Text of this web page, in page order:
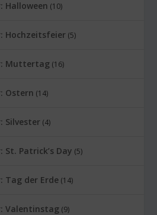
Halloween (10)
Hochzeitsfeier (5)
Muttertag (16)
Ostern (14)
Silvester (4)
St. Patrick’s Day (5)
Tag der Erde (14)
Valentinstag (9)